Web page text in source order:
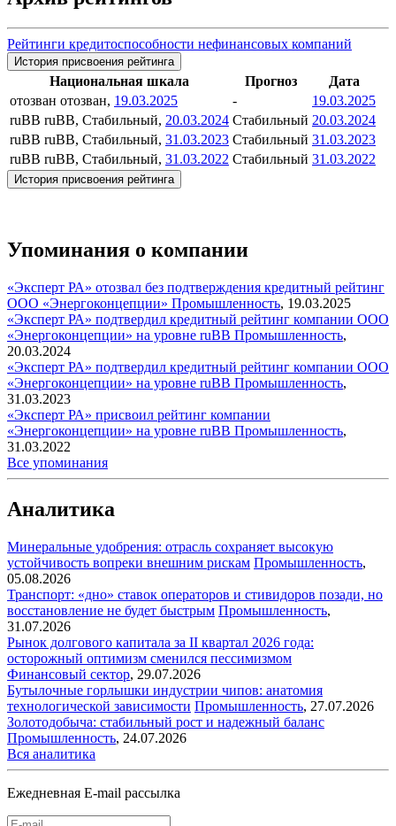
Рейтинги кредитоспособности нефинансовых компаний
История присвоения рейтинга
Национальная шкала Прогноз
Дата
отозван отозван, 19.03.2025 -
19.03.2025
ruBB ruBB, Стабильный, 20.03.2024 Стабильный 20.03.2024
ruBB ruBB, Стабильный, 31.03.2023 Стабильный 31.03.2023
ruBB ruBB, Стабильный, 31.03.2022 Стабильный 31.03.2022
История присвоения рейтинга
Упоминания о компании
«Эксперт РА» отозвал без подтверждения кредитный рейтинг
ООО «Энергоконцепции» Промышленность, 19.03.2025
«Эксперт РА» подтвердил кредитный рейтинг компании ООО
«Энергоконцепции» на уровне ruBB Промышленность,
20.03.2024
«Эксперт РА» подтвердил кредитный рейтинг компании ООО
«Энергоконцепции» на уровне ruBB Промышленность,
31.03.2023
«Эксперт РА» присвоил рейтинг компании
«Энергоконцепции» на уровне ruBB Промышленность,
31.03.2022
Все упоминания
Аналитика
Минеральные удобрения: отрасль сохраняет высокую
устойчивость вопреки внешним рискам Промышленность,
05.08.2026
Транспорт: «дно» ставок операторов и стивидоров позади, но
восстановление не будет быстрым Промышленность,
31.07.2026
Рынок долгового капитала за II квартал 2026 года:
осторожный оптимизм сменился пессимизмом
Финансовый сектор, 29.07.2026
Бутылочные горлышки индустрии чипов: анатомия
технологической зависимости Промышленность, 27.07.2026
Золотодобыча: стабильный рост и надежный баланс
Промышленность, 24.07.2026
Вся аналитика
Ежедневная E-mail рассылка